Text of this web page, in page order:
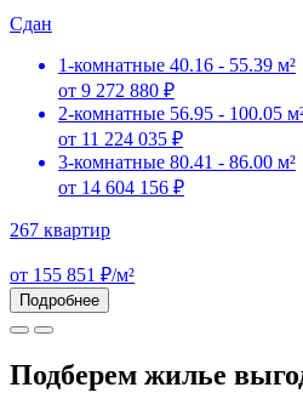
Сдан
1-комнатные 40.16 - 55.39 м²
от 9 272 880 ₽
2-комнатные 56.95 - 100.05
от 11 224 035 ₽
3-комнатные 80.41 - 86.00 м²
от 14 604 156 ₽
267 квартир
от 155 851 ₽/м²
Подробнее
Подберем жилье